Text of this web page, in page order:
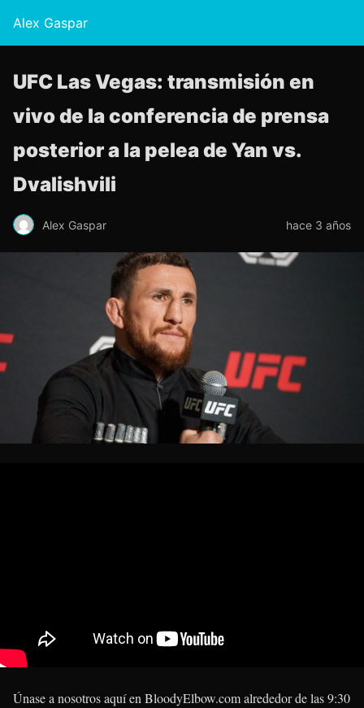
Alex Gaspar
UFC Las Vegas: transmisión en
vivo de la conferencia de prensa
posterior a la pelea de Yan vs.
Dvalishvili
Alex Gaspar hace 3 años
Únase a nosotros aquí en BloodyElbow.com alrededor de las 9:30